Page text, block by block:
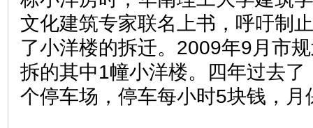
文化建筑专家联名上书，呼吁制
了小洋楼的拆迁。2009年9月市
拆的其中1幢小洋楼。四年过去
个停车场，停车每小时5块钱，月